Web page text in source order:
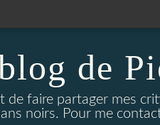
de
de faire partager mes
noirs. Pour me